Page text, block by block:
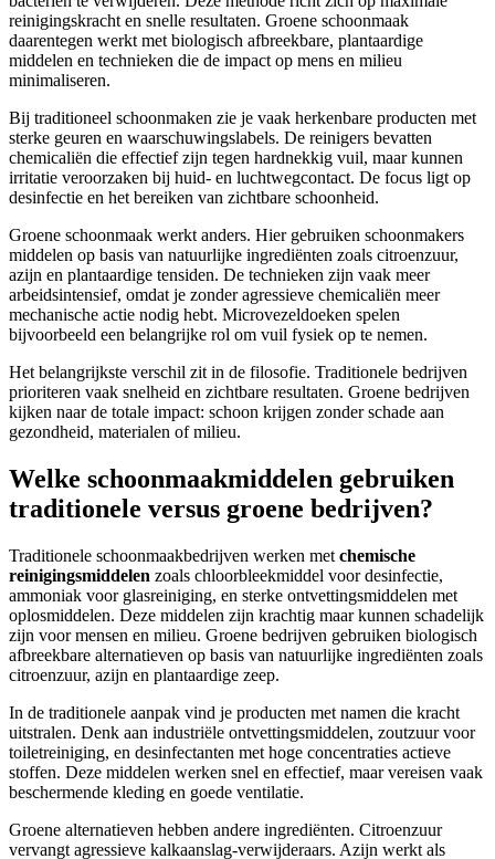
reinigingskracht en snelle resultaten. Groene schoonmaak
daarentegen werkt met biologisch afbreekbare, plantaardige
middelen en technieken die de impact op mens en milieu
minimaliseren.
Bij traditioneel schoonmaken zie je vaak herkenbare producten met
sterke geuren en waarschuwingslabels. De reinigers bevatten
chemicaliën die effectief zijn tegen hardnekkig vuil, maar kunnen
irritatie veroorzaken bij huid- en luchtwegcontact. De focus ligt op
desinfectie en het bereiken van zichtbare schoonheid.
Groene schoonmaak werkt anders. Hier gebruiken schoonmakers
middelen op basis van natuurlijke ingrediënten zoals citroenzuur,
azijn en plantaardige tensiden. De technieken zijn vaak meer
arbeidsintensief, omdat je zonder agressieve chemicaliën meer
mechanische actie nodig hebt. Microvezeldoeken spelen
bijvoorbeeld een belangrijke rol om vuil fysiek op te nemen.
Het belangrijkste verschil zit in de filosofie. Traditionele bedrijven
prioriteren vaak snelheid en zichtbare resultaten. Groene bedrijven
kijken naar de totale impact: schoon krijgen zonder schade aan
gezondheid, materialen of milieu.
Welke schoonmaakmiddelen gebruiken
traditionele versus groene bedrijven?
Traditionele schoonmaakbedrijven werken met chemische
reinigingsmiddelen zoals chloorbleekmiddel voor desinfectie,
ammoniak voor glasreiniging, en sterke ontvettingsmiddelen met
oplosmiddelen. Deze middelen zijn krachtig maar kunnen schadelijk
zijn voor mensen en milieu. Groene bedrijven gebruiken biologisch
afbreekbare alternatieven op basis van natuurlijke ingrediënten zoals
citroenzuur, azijn en plantaardige zeep.
In de traditionele aanpak vind je producten met namen die kracht
uitstralen. Denk aan industriële ontvettingsmiddelen, zoutzuur voor
toiletreiniging, en desinfectanten met hoge concentraties actieve
stoffen. Deze middelen werken snel en effectief, maar vereisen vaak
beschermende kleding en goede ventilatie.
Groene alternatieven hebben andere ingrediënten. Citroenzuur
vervangt agressieve kalkaanslag-verwijderaars. Azijn werkt als